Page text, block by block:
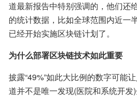
道最新报告中特别强调的，他们还
的统计数据，比如全球范围内近一
已经开始实施区块链计划了。
为什么部署区块链技术如此重要
披露“49%”如此大比例的数字可能
道并不是唯一发现(医院和系统开